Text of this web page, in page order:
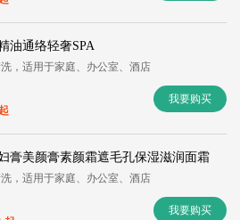
油通络轻奢SPA
，适用于家庭、办公室、酒店
我要购买
膏美颜膏素颜霜遮毛孔保湿滋润面霜
，适用于家庭、办公室、酒店
我要购买